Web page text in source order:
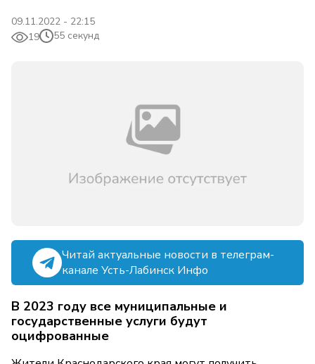
09.11.2022 - 22:15
19
55 секунд
Читай актуальные новости в телеграм-
канале Усть-Лабинск Инфо
В 2023 году все муниципальные и
государственные услуги будут
оцифрованные